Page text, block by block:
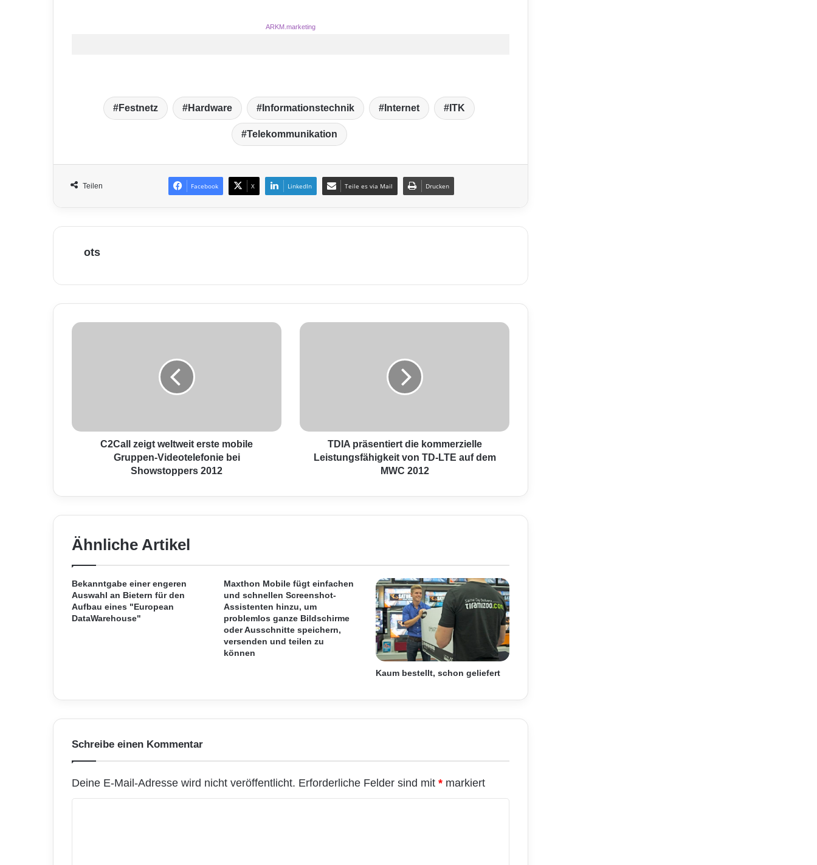
ARKM.marketing
Festnetz Hardware Informationstechnik Internet ITK
Telekommunikation
Teilen Facebook X LinkedIn Teile es via Mail Drucken
ots
C
i
l
i
e
r
s
t
e
e
p
p
n
-
C2Call zeigt weltweit erste mobile
Gruppen-Videotelefonie bei
Showstoppers 2012
T
e
r
m
m
e
r
z
i
e
t
n
g
TDIA präsentiert die kommerzielle
Leistungsfähigkeit von TD-LTE auf dem
MWC 2012
Ähnliche Artikel
Bekanntgabe einer engeren
Auswahl an Bietern für den
Aufbau eines "European
DataWarehouse"
Maxthon Mobile fügt einfachen
und schnellen Screenshot-
Assistenten hinzu, um
problemlos ganze Bildschirme
oder Ausschnitte speichern,
versenden und teilen zu
können
Kaum bestellt, schon geliefert
Schreibe einen Kommentar
Deine E-Mail-Adresse wird nicht veröffentlicht. Erforderliche Felder sind mit * markiert